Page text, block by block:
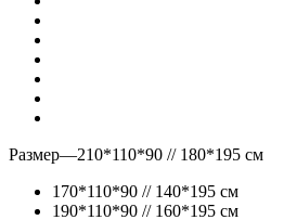
Размер—210*110*90 // 180*195 см
170*110*90 // 140*195 см
190*110*90 // 160*195 см